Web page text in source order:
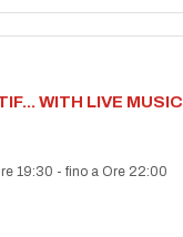
WITH LIVE MUSIC
19:30 -fino a Ore 22:00